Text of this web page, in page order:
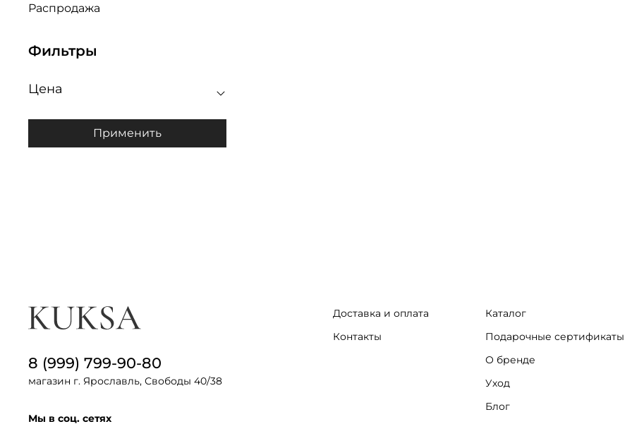
Распродажа
Фильтры
Цена
Применить
Доставка и оплата
Контакты
Каталог
Подарочные сертификаты
О бренде
Уход
Блог
8 (999) 799-90-80
магазин г. Ярославль, Свободы 40/38
Мы в соц. сетях